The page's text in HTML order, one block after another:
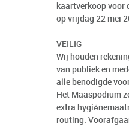
kaartverkoop
op vrijdag 22 mei
VEILIG
Wij houden
van publiek en
alle benodigde
Het Maaspodium
extra
routing.